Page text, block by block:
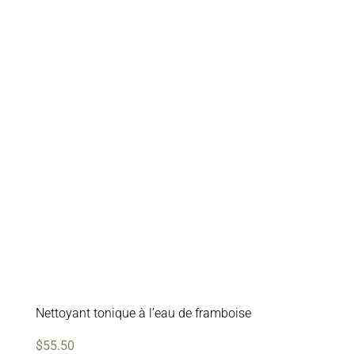
Nettoyant tonique à l’eau de framboise
$55.50